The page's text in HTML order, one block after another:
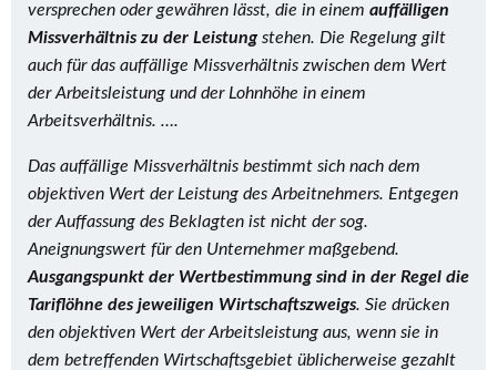
versprechen oder gewähren lässt, die in einem auffälligen
Missverhältnis zu der Leistungstehen. Die Regelung gilt
auch für das auffällige Missverhältnis zwischen dem Wert
der Arbeitsleistung und der Lohnhöhe in einem
Arbeitsverhältnis. ….
Das auffällige Missverhältnis bestimmt sich nach dem
objektiven Wert der Leistung des Arbeitnehmers. Entgegen
der Auffassung des Beklagten ist nicht der sog.
Aneignungswert für den Unternehmer maßgebend.
Ausgangspunkt der Wertbestimmung sind in der Regel die
Tariflöhne des jeweiligen Wirtschaftszweigs. Sie drücken
den objektiven Wert der Arbeitsleistung aus, wenn sie in
dem betreffenden Wirtschaftsgebiet üblicherweise gezahlt